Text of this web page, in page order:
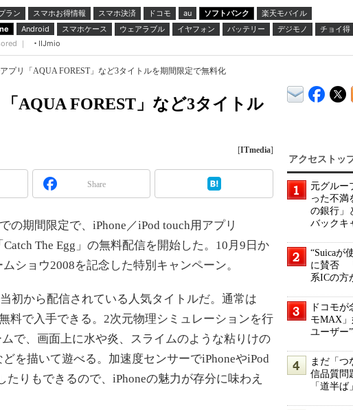
ラン スマホお得情報 スマホ決済 ドコモ au ソフトバンク
楽天モバイル
Android スマホケース ウェアラブル イヤフォン バッテリー デジモノ
チョイ得
｜
IIJmio
プリ「AQUA FOREST」など3タイトルを期間限定で無料化
AQUA FOREST」など3タイトル
[ITmedia]
Share
期間限定で、iPhone／iPod touch用アプリ
Catch The Egg」の無料配信を開始した。10月9日か
ショウ2008を記念した特別キャンペーン。
初から配信されている人気タイトルだ。通常は
料で入手できる。2次元物理シミュレーションを行
で、画面上に水や炎、スライムのような粘りけの
を描いて遊べる。加速度センサーでiPhoneやiPod
りもできるので、iPhoneの魅力が存分に味わえ
アクセストッ
元グルー
った不
の銀行」
バックキ
“Suicaが
に賛否
系ICの方
ドコモ
モMAX
ユーザー
まだ「つ
信品質問
「道半